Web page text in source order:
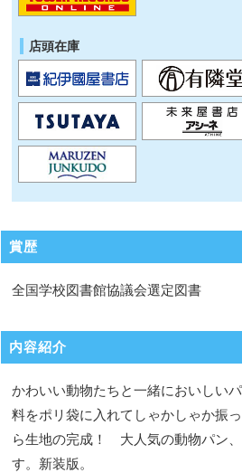
店頭在庫
賞歴
全国学校図書館協議会選定図書
内容紹介
かわいい動物たちと一緒においしい
料をポリ袋に入れてしゃかしゃか振
ら生地の完成！ 大人気の動物パン
す。新装版。